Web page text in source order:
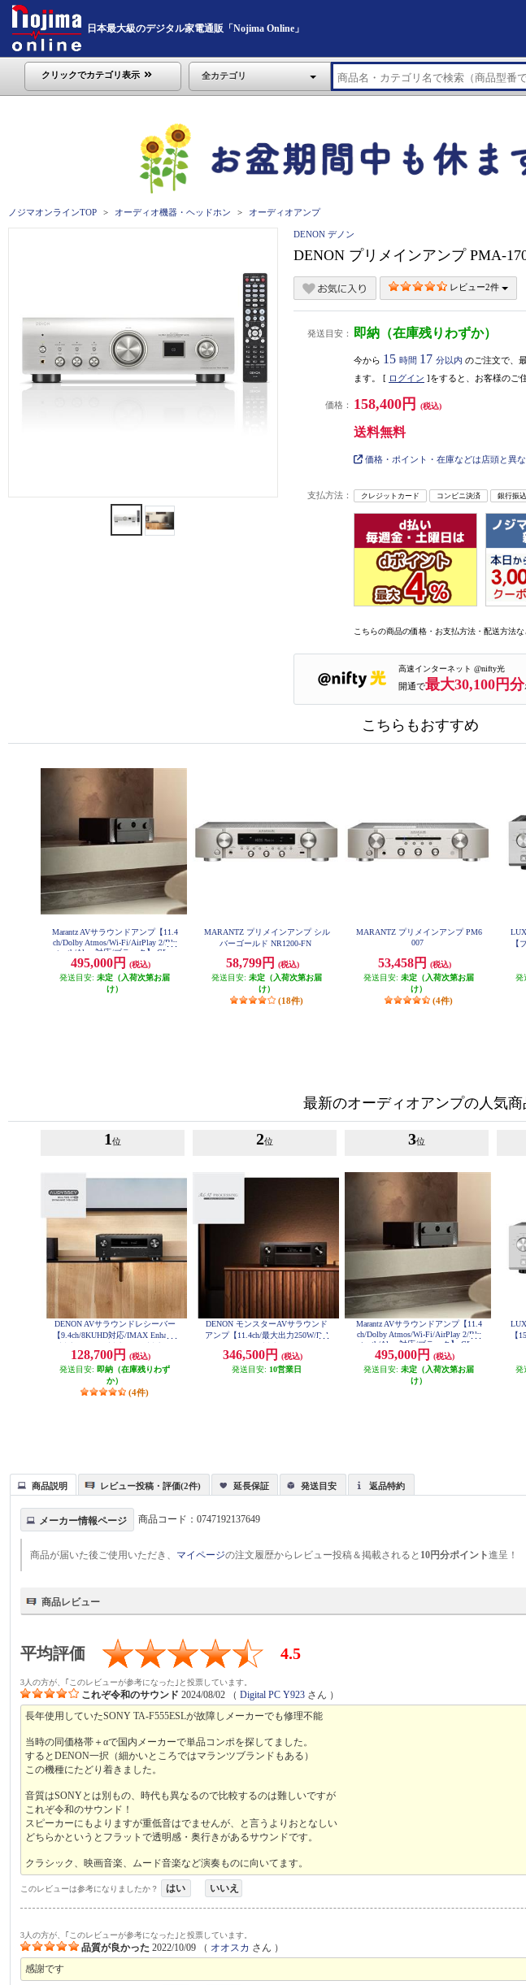
日本最大級のデジタル家電通販「Nojima Online」
クリックでカテゴリ表示 全カテゴリ
ノジマオンラインTOP オーディオ機器・ヘッドホン オーディオアンプ
DENON デノン
DENON プリメインアンプ PMA-
レビュー2件
発送目安： 即納（在庫残りわずか）
今から 15 時間 17 分以内 のご注文で、
ます。 [ ログイン ]をすると、お客様のご
価格： 158,400円 (税込)
送料無料
価格・ポイント・在庫などは店頭と異
支払方法： クレジットカード コンビニ決済 銀行振込
こちらの商品の価格・お支払方法・配送方法
高速インターネット @nifty光
開通で最大30,100円分
こちらもおすすめ
Marantz AVサラウンドアンプ【11.4
ch/Dolby Atmos/Wi-Fi/AirPlay 2/Blu
etooth/Alexa対応/ブラック】 CINE
MA30-FB
495,000円
(税込)
発送目安: 未定（入荷次第お届
け）
MARANTZ プリメインアンプ シル
バーゴールド NR1200-FN
58,799円
(税込)
発送目安: 未定（入荷次第お届
け）
(18件)
MARANTZ プリメインアンプ PM6
007
53,458円
(税込)
発送目安: 未定（入荷次第お届
け）
(4件)
【
発
最新のオーディオアンプの人気商
1 位
DENON AVサラウンドレシーバー
【9.4ch/8KUHD対応/IMAX Enhance
ラック】 AVRX3800H-K
128,700円
(税込)
発送目安: 即納（在庫残りわず
か）
(4件)
2位
DENON モンスターAVサラウンド
アンプ【11.4ch/最大出力250W/Dol
2/Bluetooth/ブラック】 AVCX6800
HK
346,500円
(税込)
発送目安: 10営業日
3位
Marantz AVサラウンドアンプ【11.4
ch/Dolby Atmos/Wi-Fi/AirPlay 2/Blu
etooth/Alexa対応/ブラック】 CINE
MA30-FB
495,000円
(税込)
発送目安: 未定（入荷次第お届
け）
【
発
商品説明 レビュー投稿・評価(2件) 延長保証 発送目安 返品特約
メーカー情報ページ 商品コード：0747192137649
商品が届いた後ご使用いただき、 マイページの注文履歴からレビュー投稿＆掲載されると 10円分ポイント進呈！
商品レビュー
平均評価 4.5
3人の方が、｢このレビューが参考になった｣と投票しています。
これぞ令和のサウンド 2024/08/02 （Digital PC Y923 さん ）
長年使用していたSONY TA-F555ESLが故障しメーカーでも修理不能
当時の同価格帯＋αで国内メーカーで単品コンポを探してました。
するとDENON一択（細かいところではマランツブランドもある）
この機種にたどり着きました。
音質はSONYとは別もの、時代も異なるので比較するのは難しいですが
これぞ令和のサウンド！
スピーカーにもよりますが重低音はでませんが、と言うよりおとなしい
どちらかというとフラットで透明感・奥行きがあるサウンドです。
クラシック、映画音楽、ムード音楽など演奏ものに向いてます。
このレビューは参考になりましたか？ はい いいえ
3人の方が、｢このレビューが参考になった｣と投票しています。
品質が良かった 2022/10/09 （ オオスカ さん ）
感謝です